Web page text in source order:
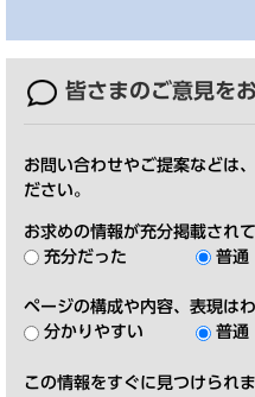
皆さまのご意見を
お問い合わせやご提案などは
ださい。
お求めの情報が充分掲載され
充分だった
普通
ページの構成や内容、表現は
分かりやすい
普通
この情報をすぐに見つけられ